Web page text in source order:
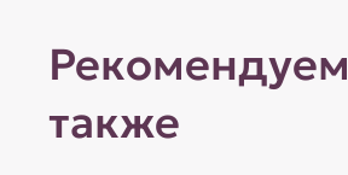
Рекомендуем
также